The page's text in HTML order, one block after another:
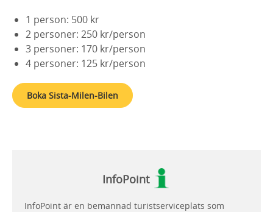
1 person: 500 kr
2 personer: 250 kr/person
3 personer: 170 kr/person
4 personer: 125 kr/person
Boka Sista-Milen-Bilen
InfoPoint
InfoPoint är en bemannad turistserviceplats som